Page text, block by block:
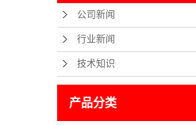
公司新闻
行业新闻
技术知识
产品分类